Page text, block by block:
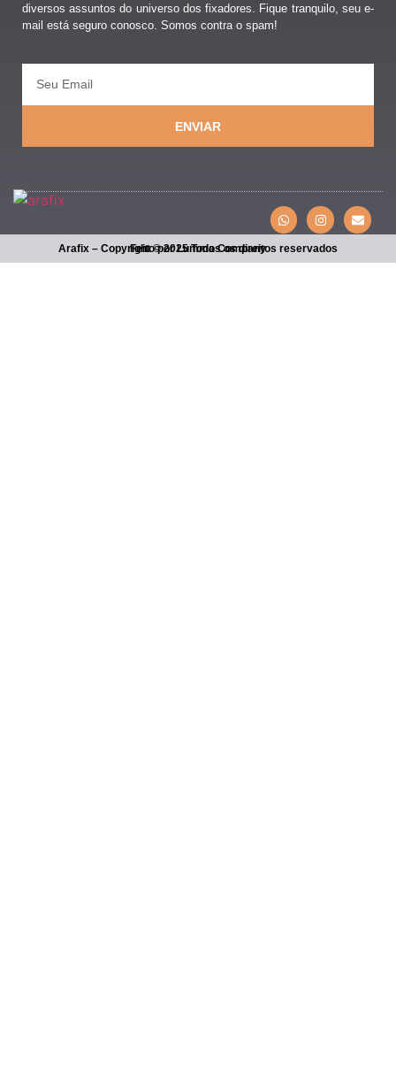
diversos assuntos do universo dos fixadores. Fique tranquilo, seu e-
mail está seguro conosco. Somos contra o spam!
ENVIAR
Arafix – Copyright © 2025 Todos os direitos reservados
Feito por Lumma Company